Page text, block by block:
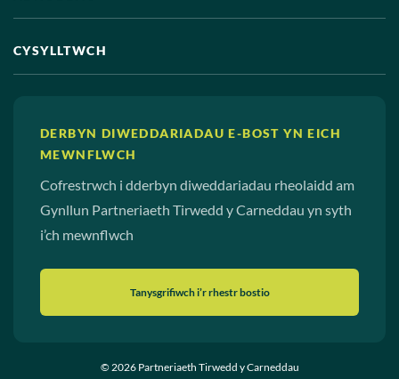
CYSYLLTWCH
DERBYN DIWEDDARIADAU E-BOST YN EICH
MEWNFLWCH
Cofrestrwch i dderbyn diweddariadau rheolaidd am
Gynllun Partneriaeth Tirwedd y Carneddau yn syth
i’ch mewnflwch
Tanysgrifiwch i’r rhestr bostio
© 2026 Partneriaeth Tirwedd y Carneddau